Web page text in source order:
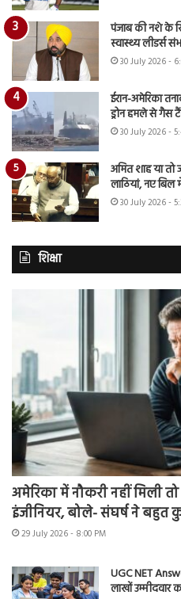
पंजाब की नशे के
स्वास्थ्य लीडर्स
30 July 2026 -
ईरान-अमेरिका
ड्रोन हमले से
30 July 2026 -
अमित शाह या तो
लाठियां, नए
30 July 2026 -
शिक्षा
अमेरिका में नौकरी नहीं मिली
इंजीनियर, बोले- संघर्ष ने बहुत
29 July 2026 - 8:00 PM
UGC NET
लाखों उम्मीदवार